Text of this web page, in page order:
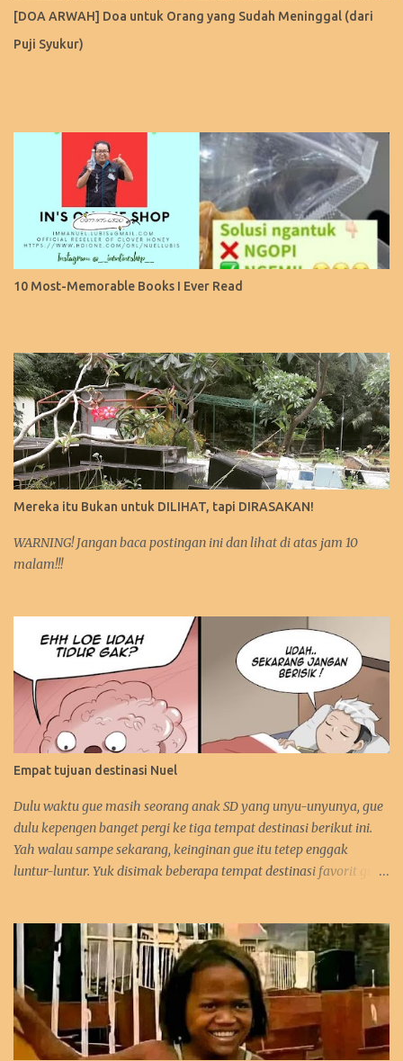
[DOA ARWAH] Doa untuk Orang yang Sudah Meninggal (dari
Puji Syukur)
10 Most-Memorable Books I Ever Read
Mereka itu Bukan untuk DILIHAT, tapi DIRASAKAN!
WARNING! Jangan baca postingan ini dan lihat di atas jam 10
malam!!!
Empat tujuan destinasi Nuel
Dulu waktu gue masih seorang anak SD yang unyu-unyunya, gue
dulu kepengen banget pergi ke tiga tempat destinasi berikut ini.
Yah walau sampe sekarang, keinginan gue itu tetep enggak
luntur-luntur. Yuk disimak beberapa tempat destinasi favorit gue.
Paris-nya. Gue pengen bangen liat Menara Eiffel, Arc de Triomph,
serta juga Katedral Notre Dame-nya. Selain itu, katanya pantai-
pantai di Perancis itu sangat menawan keindahannya. Tapi yah,
intinya karna Menara Eiffel-lah gue pengen ke Perancis. Hehehe.
Bahkan gue juga tertarik mempelajari bahasa Perancis. Kalo
yang ini gara-gara waktu itu gue enggak sengaja nonton acara